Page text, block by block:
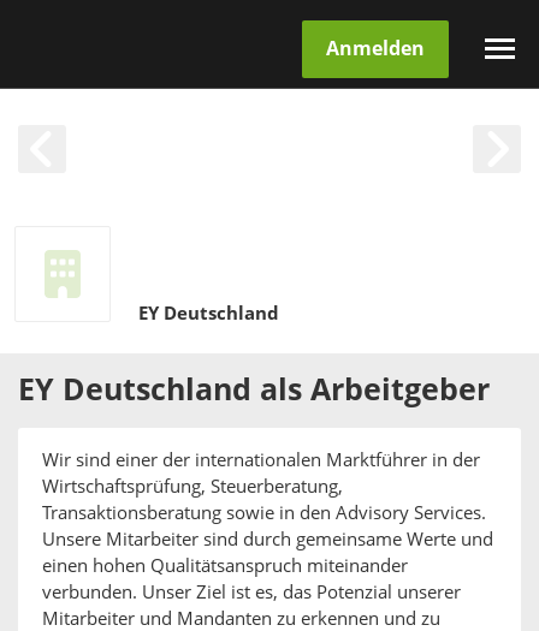
Anmelden
EY Deutschland
EY Deutschland als Arbeitgeber
Wir sind einer der internationalen Marktführer in der
Wirtschaftsprüfung, Steuerberatung,
Transaktionsberatung sowie in den Advisory Services.
Unsere Mitarbeiter sind durch gemeinsame Werte und
einen hohen Qualitätsanspruch miteinander
verbunden. Unser Ziel ist es, das Potenzial unserer
Mitarbeiter und Mandanten zu erkennen und zu